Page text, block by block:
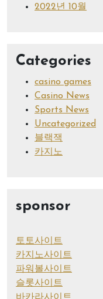
2022년 10월
Categories
casino games
Casino News
Sports News
Uncategorized
블랙잭
카지노
sponsor
토토사이트
카지노사이트
파워볼사이트
슬롯사이트